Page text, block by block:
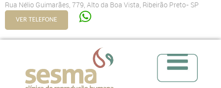
Rua Nélio Guimarães, 779, Alto da Boa Vista, Ribeirão Preto- SP
VER TELEFONE